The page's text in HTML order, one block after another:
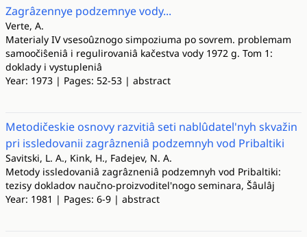
Zagrâzennye podzemnye vody...
Verte, A.
Materialy IV vsesoûznogo simpoziuma po sovrem. problemam
samoočiŝeniâ i regulirovaniâ kačestva vody 1972 g. Tom 1:
doklady i vystupleniâ
Year: 1973 | Pages: 52-53 | abstract
Metodičeskie osnovy razvitiâ seti nablûdatel'nyh skvažin
pri issledovanii zagrâzneniâ podzemnyh vod Pribaltiki
Savitski, L. A., Kink, H., Fadejev, N. A.
Metody issledovaniâ zagrâzneniâ podzemnyh vod Pribaltiki:
tezisy dokladov naučno-proizvoditel'nogo seminara, Šâulâj
Year: 1981 | Pages: 6-9 | abstract